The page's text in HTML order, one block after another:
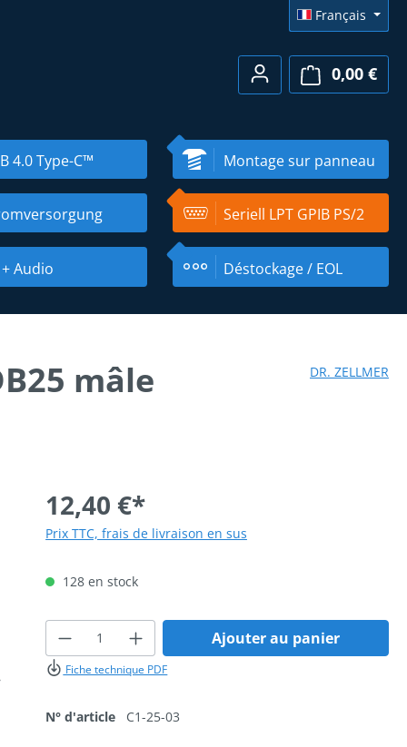
Français
0,00 €Le
4.0 Type-C™ Montage sur panneau
Seriell LPT GPIB PS/2
Audio Déstockage / EOL
mâle
DR. ZELLMER
12,40 €*
Prix TTC, frais de livraison en sus
128 en stock
Quantité de produit : Entrez la
Ajouter au panier
Fiche technique PDF
N° d'article C1-25-03